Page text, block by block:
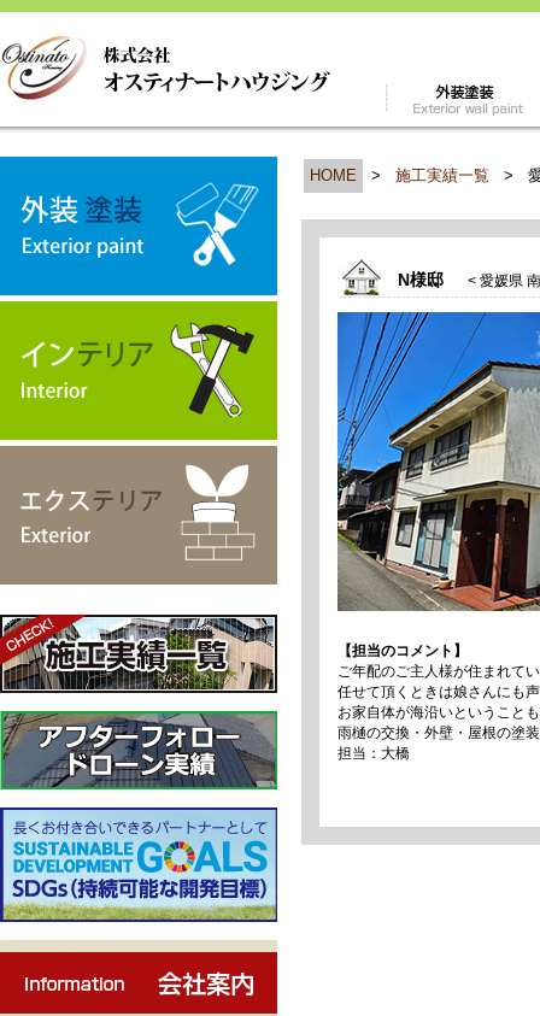
HOME > 施工実績一覧 >
N様邸 < 愛媛県
【担当のコメント】
ご年配のご主人様が住まれて
任せて頂くときは娘さんにも
お家自体が海沿いということ
雨樋の交換・外壁・屋根の塗
担当：大橋